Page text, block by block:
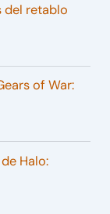
del retablo
of War:
Halo: